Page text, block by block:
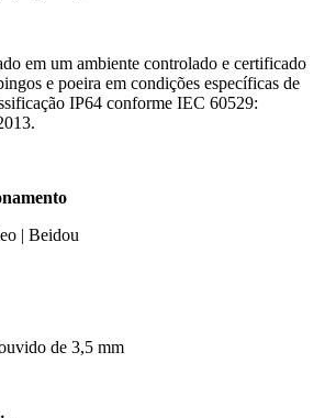
em um ambiente controlado e certificado
e poeira em condições específicas de
IP64 conforme IEC 60529:
| Beidou
de 3,5 mm